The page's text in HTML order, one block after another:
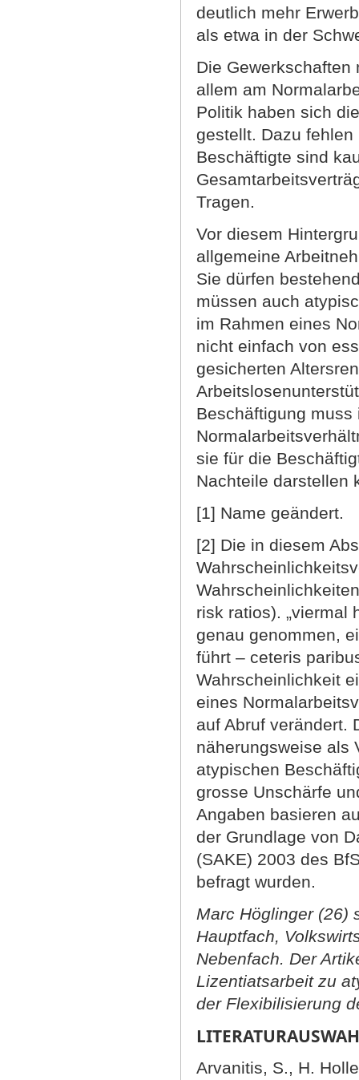
deutlich mehr
als etwa in der
Die Gewerkschaften
allem am
Politik haben sich
gestellt. Dazu
Beschäftigte sind
Tragen.
Vor diesem
allgemeine
Sie dürfen
müssen auch
im Rahmen eines
nicht einfach von
gesicherten
Beschäftigung
sie für die
Nachteile darstellen
[1] Name geändert.
[2] Die in diesem
risk ratios). „viermal
genau genommen,
führt – ceteris
Wahrscheinlichkeit
eines
auf Abruf verändert.
näherungsweise als
atypischen
grosse Unschärfe
Angaben basieren
der Grundlage von
(SAKE) 2003 des
befragt wurden.
Marc Höglinger (26)
Hauptfach,
Nebenfach. Der
Lizentiatsarbeit zu
der Flexibilisierung
Arvanitis, S., H.